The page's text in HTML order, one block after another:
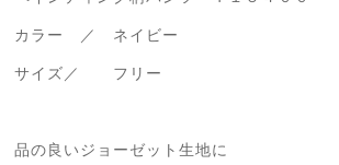
カラー ／ ネイビー
サイズ／ フリー
品の良いジョーゼット生地に